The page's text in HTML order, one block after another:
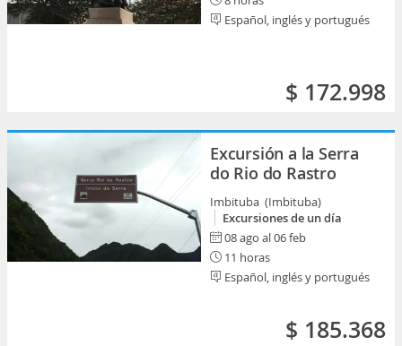
Español, inglés y portugués
$ 172.998
Excursión a la Serra
do Rio do Rastro
Imbituba (Imbituba)
Excursiones de un día
08 ago al 06 feb
11 horas
Español, inglés y portugués
$ 185.368